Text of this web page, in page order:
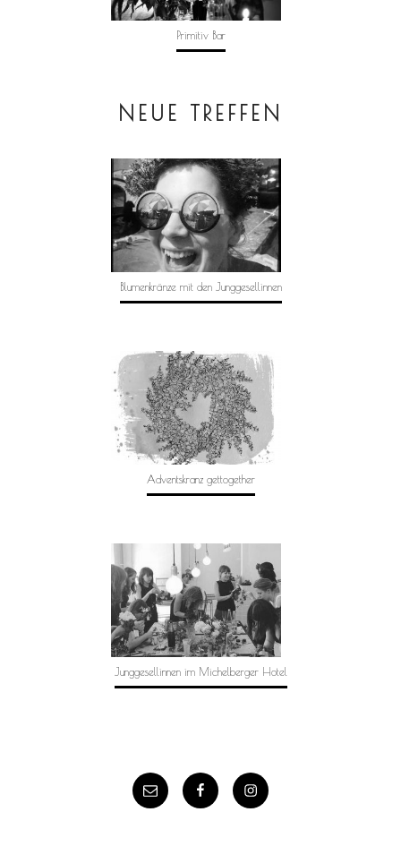
Primitiv Bar
NEUE TREFFEN
Blumenkränze mit den Junggesellinnen
Adventskranz gettogether
Junggesellinnen im Michelberger Hotel
E-
Mail
FacebookInstagram